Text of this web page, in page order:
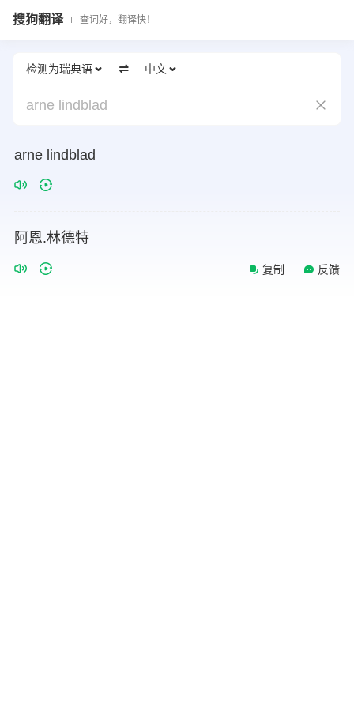
搜狗翻译 查词好，翻译快！
检测为瑞典语 中文
arne lindblad
arne lindblad
阿恩.林德特
复制 反馈